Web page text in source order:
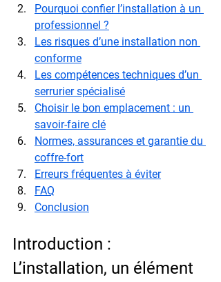
Pourquoi confier l’installation à un
professionnel ?
Les risques d’une installation non
conforme
Les compétences techniques d’un
serrurier spécialisé
Choisir le bon emplacement : un
savoir-faire clé
Normes, assurances et garantie du
coffre-fort
Erreurs fréquentes à éviter
FAQ
Conclusion
Introduction :
L’installation, un élément